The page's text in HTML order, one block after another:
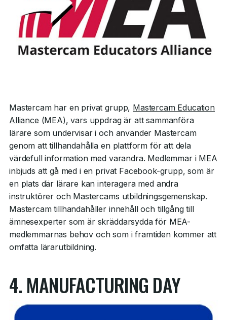
Mastercam har en privat grupp, Mastercam Education
Alliance (MEA), vars uppdrag är att sammanföra
lärare som undervisar i och använder Mastercam
genom att tillhandahålla en plattform för att dela
värdefull information med varandra. Medlemmar i MEA
inbjuds att gå med i en privat Facebook-grupp, som är
en plats där lärare kan interagera med andra
instruktörer och Mastercams utbildningsgemenskap.
Mastercam tillhandahåller innehåll och tillgång till
ämnesexperter som är skräddarsydda för MEA-
medlemmarnas behov och som i framtiden kommer att
omfatta lärarutbildning.
4.MANUFACTURING DAY